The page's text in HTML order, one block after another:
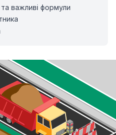
важливі формули